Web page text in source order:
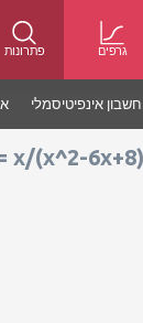
פתרונות גרפים
אינפיטיסמלי
x/(x^2-6x+8)